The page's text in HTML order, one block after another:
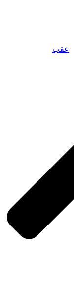
عقب